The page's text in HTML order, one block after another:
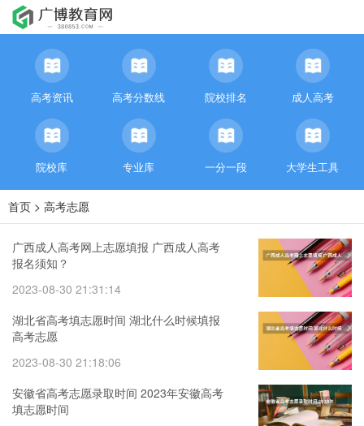
高考资讯 高考分数线 院校排名 成人高考
院校库 专业库 一分一段 大学生工具
首页 > 高考志愿
广西成人高考网上志愿填报 广西成人高考
报名须知？
2023-08-30 21:31:14
湖北省高考填志愿时间 湖北什么时候填报
高考志愿
2023-08-30 21:18:06
安徽省高考志愿录取时间 2023年安徽高考
填志愿时间